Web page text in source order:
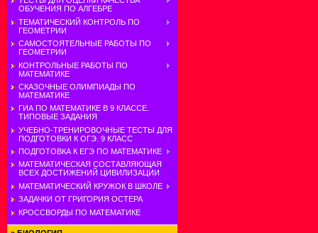
ОБУЧЕНИЯ ПО АЛГЕБРЕ
ТЕМАТИЧЕСКИЙ КОНТРОЛЬ ПО
ГЕОМЕТРИИ
САМОСТОЯТЕЛЬНЫЕ РАБОТЫ ПО
ГЕОМЕТРИИ
КОНТРОЛЬНЫЕ РАБОТЫ ПО
МАТЕМАТИКЕ
СКАЗОЧНЫЕ ОЛИМПИАДЫ ПО
МАТЕМАТИКЕ
ГИА ПО МАТЕМАТИКЕ В 9 КЛАССЕ.
ТИПОВЫЕ ЗАДАНИЯ
УЧЕБНО-ТРЕНИРОВОЧНЫЕ ТЕСТЫ ДЛЯ
ПОДГОТОВКИ К ОГЭ. 9 КЛАСС
ПОДГОТОВКА К ЕГЭ ПО МАТЕМАТИКЕ
МАТЕМАТИЧЕСКАЯ СОСТАВЛЯЮЩАЯ
ВСЕХ ДОСТИЖЕНИЙ ЦИВИЛИЗАЦИИ
МАТЕМАТИЧЕСКИЙ КРУЖОК В ШКОЛЕ
ЗАДАЧКИ ОТ ГРИГОРИЯ ОСТЕРА
КРОССВОРДЫ ПО МАТЕМАТИКЕ